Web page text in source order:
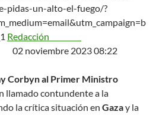
pidas-un-alto-el-fuego/?
Redacción
02 noviembre 2023 08:22
Corbyn al Primer Ministro
llamado contundente a la
la crítica situación en Gazay la